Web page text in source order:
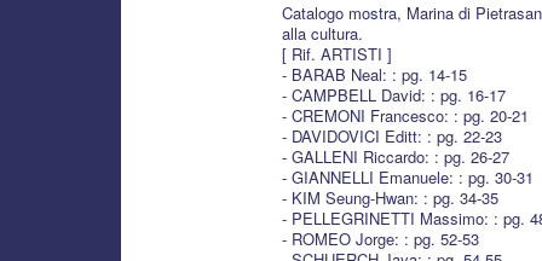
Catalogo mostra, Marina di
alla cultura.
[ Rif. ARTISTI ]
- BARAB Neal: : pg. 14-15
- CAMPBELL David: : pg. 16-17
- CREMONI Francesco: : pg. 20-21
- DAVIDOVICI Editt: : pg. 22-23
- GALLENI Riccardo: : pg. 26-27
- GIANNELLI Emanuele: : pg. 30-31
- KIM Seung-Hwan: : pg. 34-35
- PELLEGRINETTI Massimo: : pg.
- ROMEO Jorge: : pg. 52-53